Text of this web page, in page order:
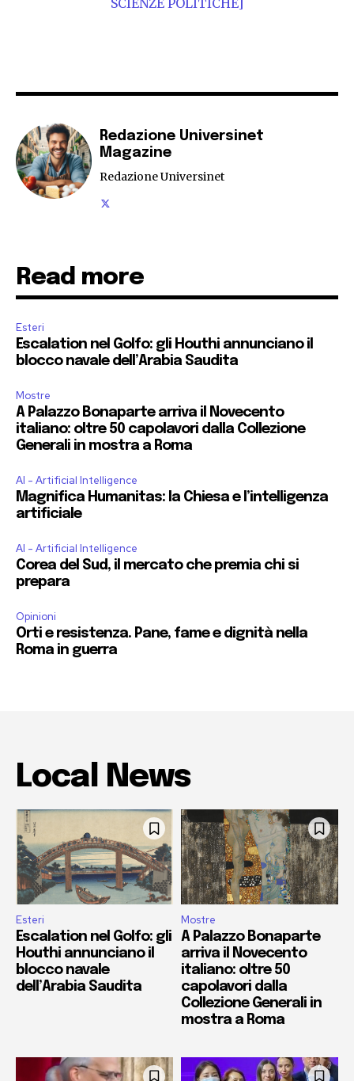
SCIENZE POLITICHE]
Redazione Universinet
Magazine
Redazione Universinet
Read more
Esteri
Escalation nel Golfo: gli Houthi annunciano il
blocco navale dell’Arabia Saudita
Mostre
A Palazzo Bonaparte arriva il Novecento
italiano: oltre 50 capolavori dalla Collezione
Generali in mostra a Roma
AI - Artificial Intelligence
Magnifica Humanitas: la Chiesa e l’intelligenza
artificiale
AI - Artificial Intelligence
Corea del Sud, il mercato che premia chi si
prepara
Opinioni
Orti e resistenza. Pane, fame e dignità nella
Roma in guerra
Local News
Esteri
Escalation nel Golfo: gli
Houthi annunciano il
blocco navale
dell’Arabia Saudita
Mostre
A Palazzo Bonaparte
arriva il Novecento
italiano: oltre 50
capolavori dalla
Collezione Generali in
mostra a Roma